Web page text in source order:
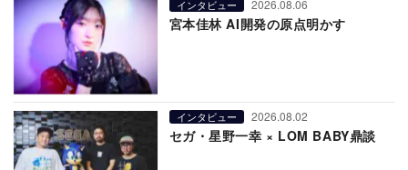
インタビュー 2026.08.06
宮本佳林 AI開発の原点明かす
インタビュー 2026.08.02
セガ・星野一幸 × LOM BABY鼎談